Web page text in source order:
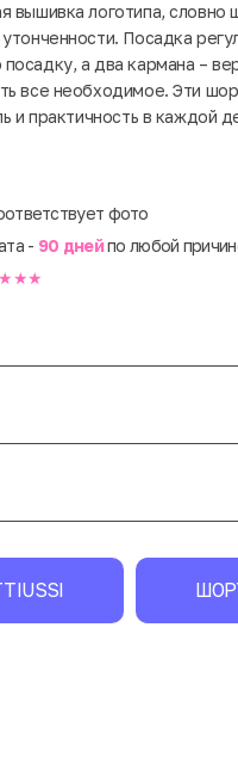
вышивка логотипа, словно
Посадка
а два кармана –
все необходимое. Эти
и практичность в каждой
фото
- 90 днейпо любой